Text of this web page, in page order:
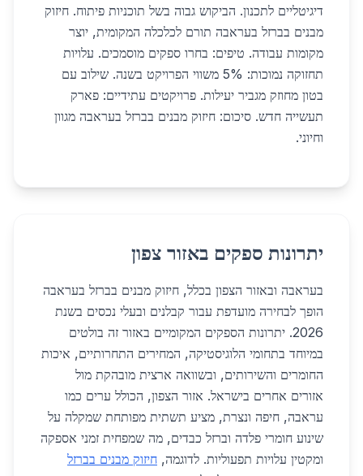
דיגיטליים לתכנון. הביקוש גבוה בשל תוכניות פיתוח. חיזוק
מבנים בברזל בעראבה תורם לכלכלה המקומית, יוצר
מקומות עבודה. טיפים: בחרו ספקים מוסמכים. עלויות
תחזוקה נמוכות: 5% משווי הפרויקט בשנה. שילוב עם
בטון מחוזק מגביר יעילות. פרויקטים עתידיים: פארק
תעשייה חדש. סיכום: חיזוק מבנים בברזל בעראבה מגוון
וחיוני.
יתרונות ספקים באזור צפון
בעראבה ובאזור הצפון בכלל, חיזוק מבנים בברזל בעראבה
הופך לבחירה מועדפת עבור קבלנים ובעלי נכסים בשנת
2026. יתרונות הספקים המקומיים באזור זה בולטים
במיוחד בתחומי הלוגיסטיקה, המחירים התחרותיים, איכות
החומרים והשירותים, ובשוואה ארצית מובהקת מול
אזורים אחרים בישראל. אזור הצפון, הכולל ערים כמו
עראבה, חיפה ונצרת, מציע תשתית מפותחת שמקלה על
שינוע חומרי פלדה וברזל כבדים, מה שמפחית זמני אספקה
ומקטין עלויות תפעוליות. לדוגמה, חיזוק מבנים בברזל